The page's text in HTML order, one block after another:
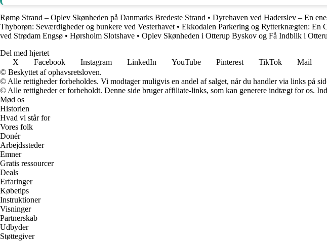
Rømø Strand – Oplev Skønheden på Danmarks Bredeste Strand • Dyrehaven ved Haderslev – En
Thyborøn: Seværdigheder og bunkere ved Vesterhavet • Ekkodalen Parkering og Rytterknægten: En
ved Strødam Engsø • Hørsholm Slotshave • Oplev Skønheden i Otterup Byskov og Få Indblik i
Del med hjertet
X
Facebook Instagram LinkedIn YouTube Pinterest TikTok Mail
© Beskyttet af ophavsretsloven.
© Alle rettigheder forbeholdes. Vi modtager muligvis en andel af salget, når du handler via links på
© Alle rettigheder er forbeholdt. Denne side bruger affiliate-links, som kan generere indtægt for os.
Mød os
Historien
Hvad vi står for
Vores folk
Donér
Arbejdssteder
Emner
Gratis ressourcer
Deals
Erfaringer
Købetips
Instruktioner
Visninger
Partnerskab
Udbyder
Støttegiver